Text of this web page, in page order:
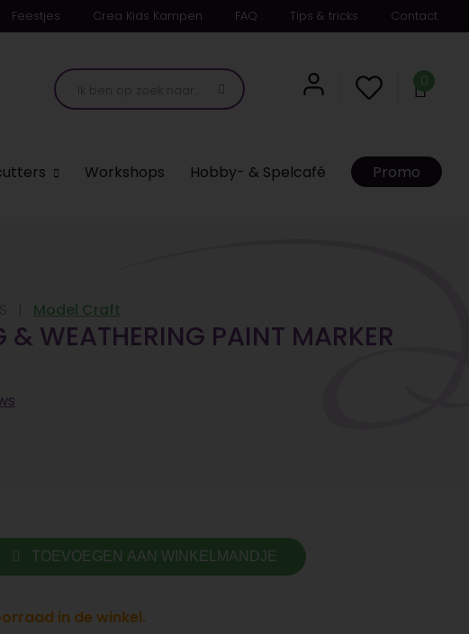
Feestjes Crea Kids Kampen FAQ Tips & tricks Contact
0
Workshops Hobby- & Spelcafé Promo
Model Craft
& WEATHERING PAINT MARKER
TOEVOEGEN AAN WINKELMANDJE
in de winkel.